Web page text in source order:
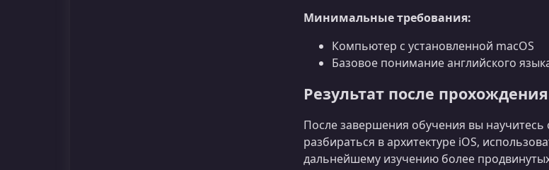
Минимальные требования:
Компьютер с установленной macOS
Базовое понимание английского
Результат после
После завершения обучения вы
разбираться в архитектуре iOS,
дальнейшему изучению более